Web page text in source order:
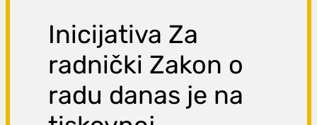
Inicijativa Za
radnički Zakon o
radu danas je na